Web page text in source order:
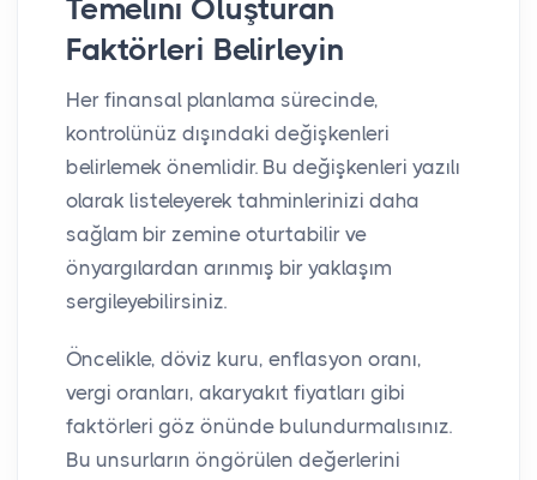
Temelini Oluşturan
Faktörleri Belirleyin
Her finansal planlama sürecinde,
kontrolünüz dışındaki değişkenleri
belirlemek önemlidir. Bu değişkenleri yazılı
olarak listeleyerek tahminlerinizi daha
sağlam bir zemine oturtabilir ve
önyargılardan arınmış bir yaklaşım
sergileyebilirsiniz.
Öncelikle, döviz kuru, enflasyon oranı,
vergi oranları, akaryakıt fiyatları gibi
faktörleri göz önünde bulundurmalısınız.
Bu unsurların öngörülen değerlerini